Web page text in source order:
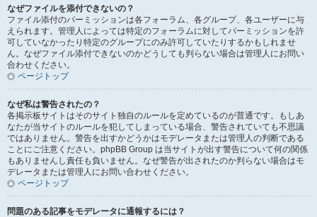
なぜファイルを添付できないの？
ファイル添付のパーミッションは各フォーラム、各グループ、各ユーザーに与
えられます。管理人によっては特定のフォーラムに対してパーミッションを許
可していなかったり特定のグループにのみ許可していたりするかもしれませ
ん。なぜファイル添付できないのかどうしても判らない場合は管理人にお問い
合わせください。
ページトップ
なぜ私は警告されたの？
各掲示板サイトはそのサイト独自のルールを定めているのが普通です。もしあ
なたが当サイトのルールを犯してしまっている場合、警告されていても不思議
ではありません。警告を出すかどうかはモデレータまたは管理人の判断である
ことにご注意ください。phpBB Group は当サイトが出す警告について何の関係
もありませんし責任も負いません。なぜ警告が出されたのか判らない場合はモ
デレータまたは管理人にお問い合わせください。
ページトップ
問題のある記事をモデレータに通報するには？